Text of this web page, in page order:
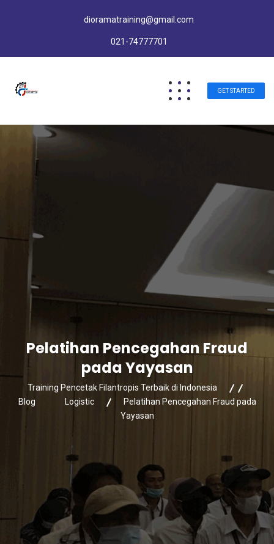
dioramatraining@gmail.com
021-74777701
GET STARTED
Pelatihan Pencegahan Fraud
pada Yayasan
Training Pencetak Filantropis Terbaik di Indonesia
Blog
Logistic
Pelatihan Pencegahan Fraud pada
Yayasan